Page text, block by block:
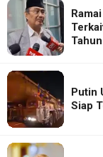
Putin
Siap